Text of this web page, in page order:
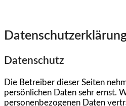
Datenschutz
Die Betreiber dieser Seiten
persönlichen Daten sehr ernst.
personenbezogenen Daten